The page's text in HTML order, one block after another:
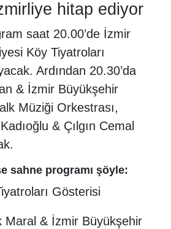
hitap ediyor
saat 20.00’de İzmir
Köy Tiyatroları
Ardından 20.30’da
& İzmir Büyükşehir
Müziği Orkestrası,
& Çılgın Cemal
sahne programı şöyle:
Gösterisi
Maral & İzmir Büyükşehir